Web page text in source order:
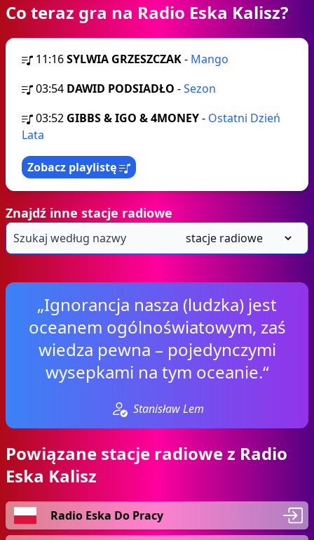
Co teraz gra na Radio Eska Kalisz?
11:16SYLWIA GRZESZCZAK- Mango
03:54 DAWID PODSIADŁO -Sezon
03:52 GIBBS & IGO & 4MONEY- Ostatni Dzień
Lata
Zobacz playlistę
Znajdź inne stacje radiowe
„Ignorancja nasza (ludzka) jest
oceanem ogólnoświatowym, zaś
wiedza pewna – pojedynczymi
wysepkami na tym oceanie.“
Stanisław Lem
Powiązane stacje radiowe z Radio
Eska Kalisz
Radio Eska Do Pracy